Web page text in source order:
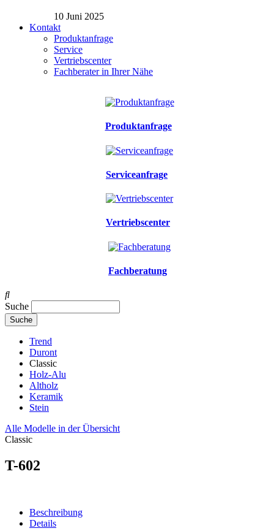
10 Juni 2025
Kontakt
Produktanfrage
Service
Vertriebscenter
Fachberater in Ihrer Nähe
Produktanfrage
Serviceanfrage
Vertriebscenter
Fachberatung
Suche
Trend
Duront
Classic
Holz-Alu
Altholz
Keramik
Stein
Alle Modelle in der Übersicht
Classic
T-602
Beschreibung
Details